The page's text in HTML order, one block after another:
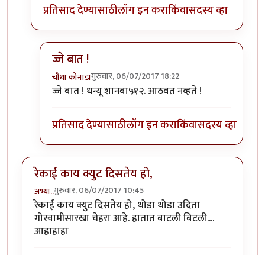
प्रतिसाद देण्यासाठीलॉग इन कराकिंवासदस्य व्हा
ज्जे बात !
चौथा कोनाडागुरुवार, 06/07/2017 18:22
In reply to" ही कसली रेकी, हा तर अतिरेकी
ज्जे बात ! धन्यू शानबा५१२. आठवत नव्हते !
प्रतिसाद देण्यासाठीलॉग इन कराकिंवासदस्य व्हा
रेकाई काय क्युट दिसतेय हो,
अभ्या..गुरुवार, 06/07/2017 10:45
रेकाई काय क्युट दिसतेय हो, थोडा थोडा उदिता
गोस्वामीसारखा चेहरा आहे. हातात बाटली बिटली....
आहाहाहा